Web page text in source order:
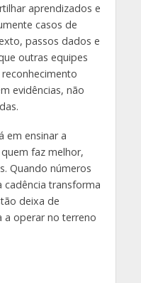
aprendizados e
casos de
passos dados e
outras equipes
evidências, não
em ensinar a
faz melhor,
Quando números
cadência transforma
deixa de
a operar no terreno